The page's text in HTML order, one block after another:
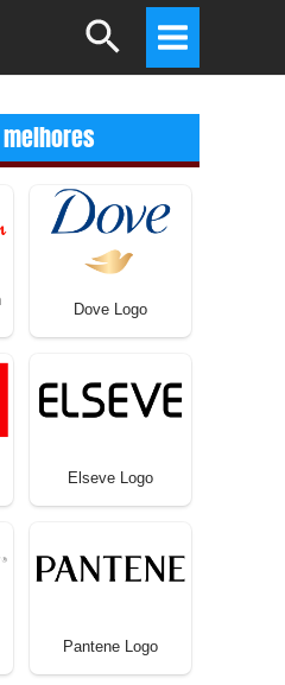
Search
Main
Menu
melhores
Dove Logo
Elseve Logo
Pantene Logo